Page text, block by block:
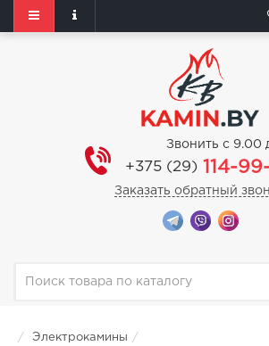
Звонить с 9.00
+375 (29) 114-
Заказать обратный
Электрокамины